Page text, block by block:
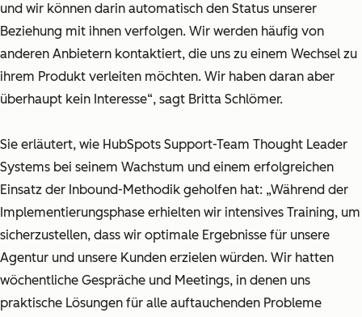
und wir können darin automatisch den Status unserer
Beziehung mit ihnen verfolgen. Wir werden häufig von
anderen Anbietern kontaktiert, die uns zu einem Wechsel zu
ihrem Produkt verleiten möchten. Wir haben daran aber
überhaupt kein Interesse“, sagt Britta Schlömer.
Sie erläutert, wie HubSpots Support-Team Thought Leader
Systems bei seinem Wachstum und einem erfolgreichen
Einsatz der Inbound-Methodik geholfen hat: „Während der
Implementierungsphase erhielten wir intensives Training, um
sicherzustellen, dass wir optimale Ergebnisse für unsere
Agentur und unsere Kunden erzielen würden. Wir hatten
wöchentliche Gespräche und Meetings, in denen uns
praktische Lösungen für alle auftauchenden Probleme